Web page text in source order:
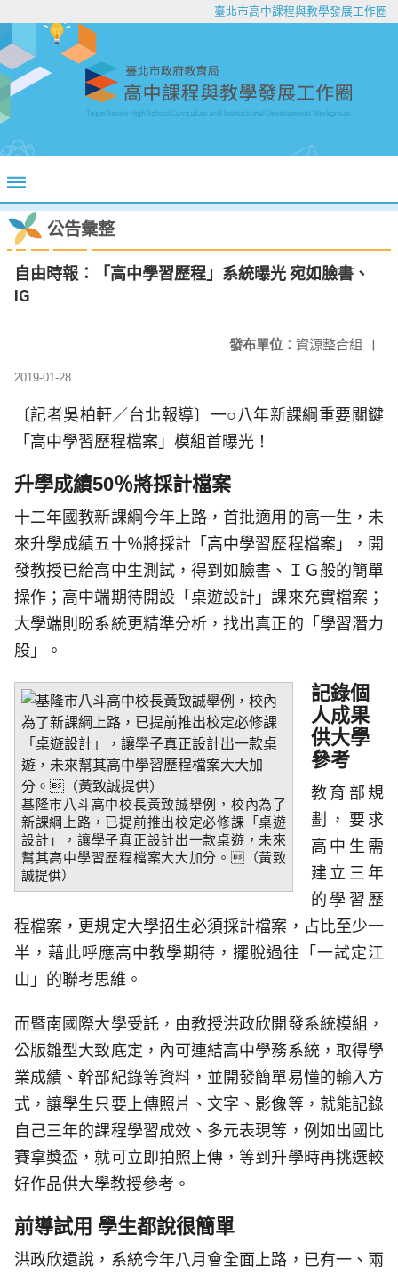
臺北市高中課程與教學發展工作圈
公告彙整
自由時報：「高中學習歷程」系統曝光 宛如臉書、
IG
發布單位： 資源整合組 |
2019-01-28
〔記者吳柏軒／台北報導〕一○八年新課綱重要關鍵
「高中學習歷程檔案」模組首曝光！
升學成績50％將採計檔案
十二年國教新課綱今年上路，首批適用的高一生，未
來升學成績五十％將採計「高中學習歷程檔案」，開
發教授已給高中生測試，得到如臉書、ＩＧ般的簡單
操作；高中端期待開設「桌遊設計」課來充實檔案；
大學端則盼系統更精準分析，找出真正的「學習潛力
股」。
基隆市八斗高中校長黃致誠舉例，校內為了
新課綱上路，已提前推出校定必修課「桌遊
設計」，讓學子真正設計出一款桌遊，未來
幫其高中學習歷程檔案大大加分。（黃致
誠提供）
記錄個
人成果
供大學
參考
教育部規
劃，要求
高中生需
建立三年
的學習歷
程檔案，更規定大學招生必須採計檔案，占比至少一
半，藉此呼應高中教學期待，擺脫過往「一試定江
山」的聯考思維。
而暨南國際大學受託，由教授洪政欣開發系統模組，
公版雛型大致底定，內可連結高中學務系統，取得學
業成績、幹部紀錄等資料，並開發簡單易懂的輸入方
式，讓學生只要上傳照片、文字、影像等，就能記錄
自己三年的課程學習成效、多元表現等，例如出國比
賽拿獎盃，就可立即拍照上傳，等到升學時再挑選較
好作品供大學教授參考。
前導試用 學生都說很簡單
洪政欣還說，系統今年八月會全面上路，已有一、兩